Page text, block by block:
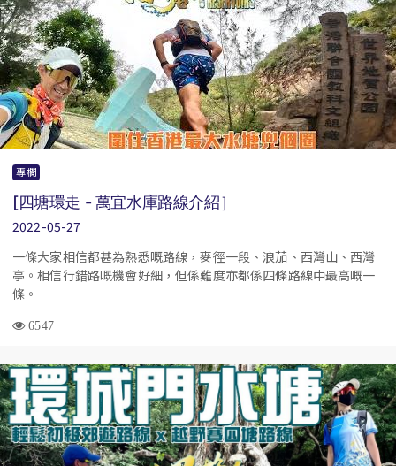
專欄
[四塘環走 - 萬宜水庫路線介紹］
2022-05-27
一條大家相信都甚為熟悉嘅路線，麥徑一段、浪茄、西灣山、西灣
亭。相信行錯路嘅機會好細，但係難度亦都係四條路線中最高嘅一
條。
6547